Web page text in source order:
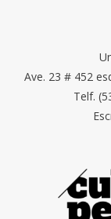
Ave. 23 # 452
Telf.